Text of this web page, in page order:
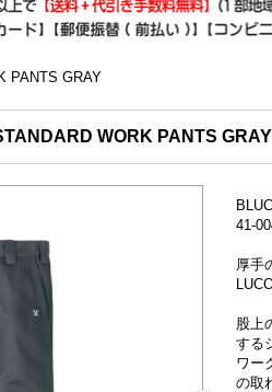
PANTS GRAY
WORK PANTS GRAY
41-
厚手
股上
する
ワー
の取